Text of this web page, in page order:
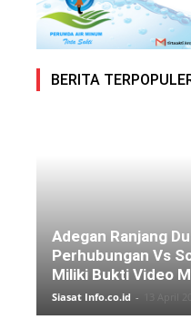
BERITA
Adegan Ranjang
Perhubungan Vs
Miliki Bukti Video
Siasat Info.co.id -